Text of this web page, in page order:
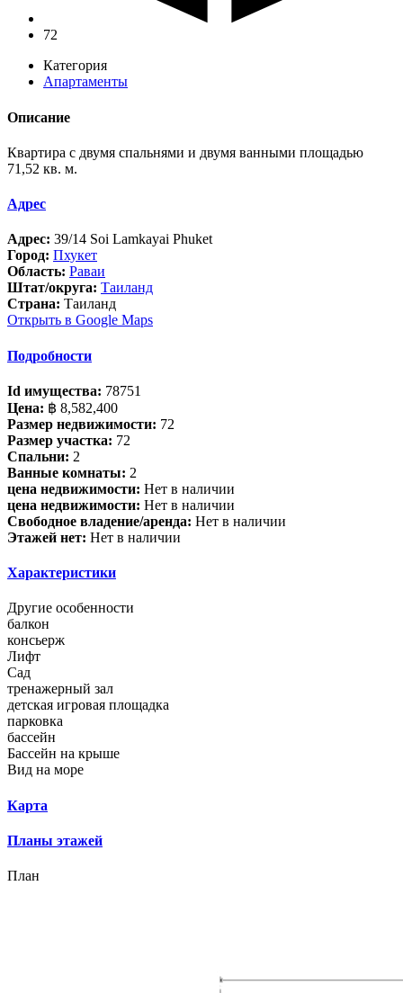
72
Категория
Апартаменты
Описание
Квартира с двумя спальнями и двумя ванными площадью
71,52 кв. м.
Адрес
Адрес: 39/14 Soi Lamkayai Phuket
Город: Пхукет
Область: Раваи
Штат/округа: Таиланд
Страна: Таиланд
Открыть в Google Maps
Подробности
Id имущества: 78751
Цена: ฿ 8,582,400
Размер недвижимости: 72
Размер участка: 72
Спальни: 2
Ванные комнаты: 2
цена недвижимости: Нет в наличии
цена недвижимости: Нет в наличии
Свободное владение/аренда: Нет в наличии
Этажей нет: Нет в наличии
Характеристики
Другие особенности
балкон
консьерж
Лифт
Сад
тренажерный зал
детская игровая площадка
парковка
бассейн
Бассейн на крыше
Вид на море
Карта
Планы этажей
План